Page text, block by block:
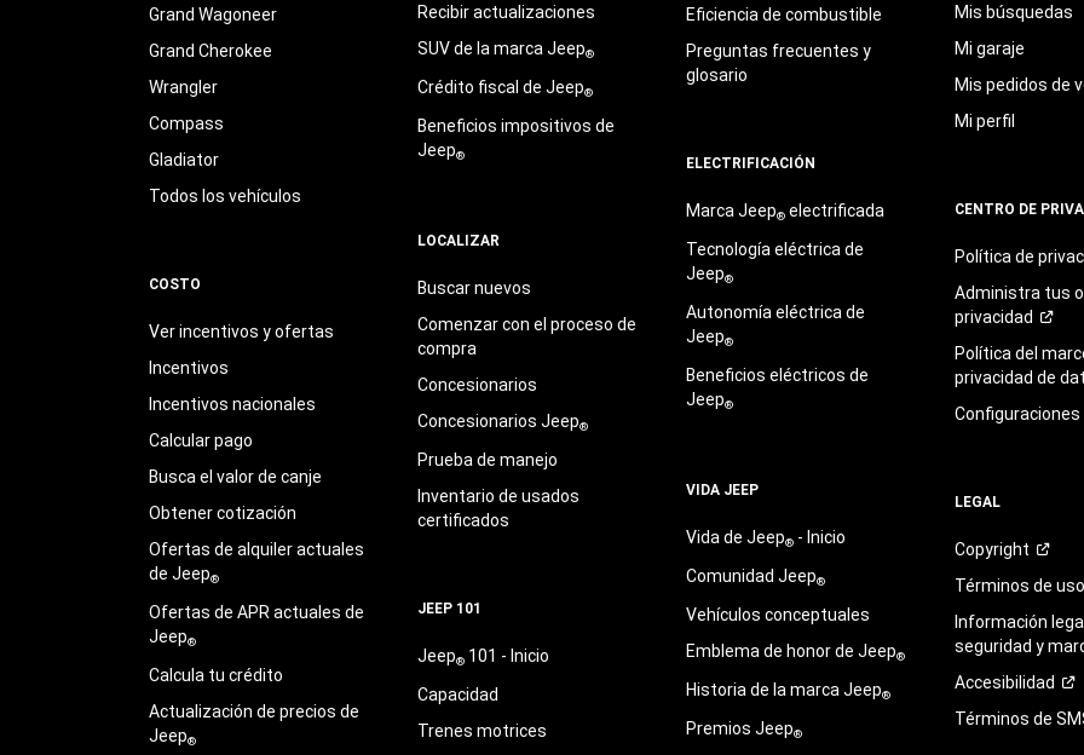
Grand Wagoneer
Grand Cherokee
Wrangler
Compass
Gladiator
Todos los vehículos
COSTO
Ver incentivos y ofertas
Incentivos
Incentivos nacionales
Calcular pago
Busca el valor de canje
Obtener cotización
Ofertas de alquiler actuales
de Jeep®
Ofertas de APR actuales de
Jeep®
Calcula tu crédito
Actualización de precios de
Jeep®
Recibir actualizaciones
SUV de la marca Jeep®
Crédito fiscal de Jeep®
Beneficios impositivos de
Jeep®
LOCALIZAR
Buscar nuevos
Comenzar con el proceso de
compra
Concesionarios
Concesionarios Jeep®
Prueba de manejo
Inventario de usados
certificados
JEEP 101
Jeep®101 - Inicio
Capacidad
Trenes motrices
Eficiencia de combustible
Preguntas frecuentes y
glosario
ELECTRIFICACIÓN
Marca Jeep®electrificada
Tecnología eléctrica de
Jeep®
Autonomía eléctrica de
Jeep®
Beneficios eléctricos de
Jeep®
VIDA JEEP
Vida de Jeep®- Inicio
Comunidad Jeep®
Vehículos conceptuales
Emblema de honor de Jeep®
Historia de la marca Jeep®
Premios Jeep®
Mis búsquedas
Mi garaje
Mis pedidos de
Mi perfil
CENTRO DE
Política de
Administra tus
privacidad
Política del
privacidad de
Configuraciones
LEGAL
Copyright
Términos deuso
Información
seguridad y
Accesibilidad
Términos de